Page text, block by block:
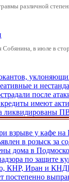
различной
в июле в
и
после
кредиты имеют
ликвидированы
взрыве у
в розыск за
дома в
по защите
КНР, Иран и
постепенно